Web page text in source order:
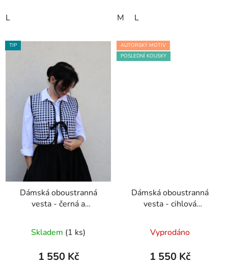
L M L
TIP
Dámská oboustranná
vesta - černá a
Skladem (1 ks)
1 550 Kč
AUTORSKÝ MOTIV
POSLEDNÍ KOUSKY
Dámská oboustranná
vesta - cihlová
Vyprodáno
1 550 Kč